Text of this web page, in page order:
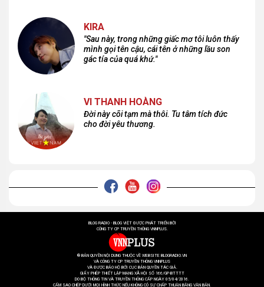
KIRA
"Sau này, trong những giấc mơ tôi luôn thấy
mình gọi tên cậu, cái tên ở những lầu son
gác tía của quá khứ."
VI THANH HOÀNG
Đời này cõi tạm mà thôi. Tu tâm tích đức
cho đời yêu thương.
BLOG RADIO - BLOG VIỆT ĐƯỢC PHÁT TRIỂN BỞI
CÔNG TY CP TRUYỀN THÔNG VNNPLUS.
® BẢN QUYỀN NỘI DUNG THUỘC VỀ WEBSITE BLOGRADIO.VN
VÀ CÔNG TY CP TRUYỀN THÔNG VNNPLUS
VÀ ĐƯỢC BẢO HỘ BỞI CỤC BẢN QUYỀN TÁC GIẢ.
GIẤY PHÉP THIẾT LẬP MẠNG XÃ HỘI SỐ 166/GP-BTTTT
DO BỘ THÔNG TIN VÀ TRUYỀN THÔNG CẤP NGÀY 05/04/2016.
CẤM SAO CHÉP DƯỚI MỌI HÌNH THỨC NẾU KHÔNG CÓ SỰ CHẤP THUẬN BẰNG VĂN BẢN.